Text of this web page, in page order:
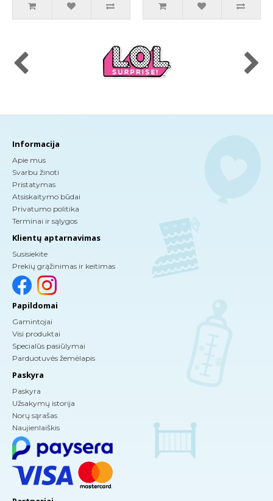
Informacija
Apie mus
Svarbu žinoti
Pristatymas
Atsiskaitymo būdai
Privatumo politika
Terminai ir sąlygos
Klientų aptarnavimas
Susisiekite
Prekių grąžinimas ir keitimas
Papildomai
Gamintojai
Visi produktai
Specialūs pasiūlymai
Parduotuvės žemėlapis
Paskyra
Paskyra
Užsakymų istorija
Norų sąrašas
Naujienlaiškis